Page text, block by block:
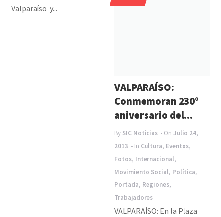
Valparaíso y...
VALPARAÍSO:
Conmemoran 230°
aniversario del...
By SIC Noticias • OnJulio 24,
2013 • In Cultura, Eventos,
Fotos, Internacional,
Movimiento Social, Política,
Portada, Regiones,
Trabajadores
VALPARAÍSO: En la Plaza